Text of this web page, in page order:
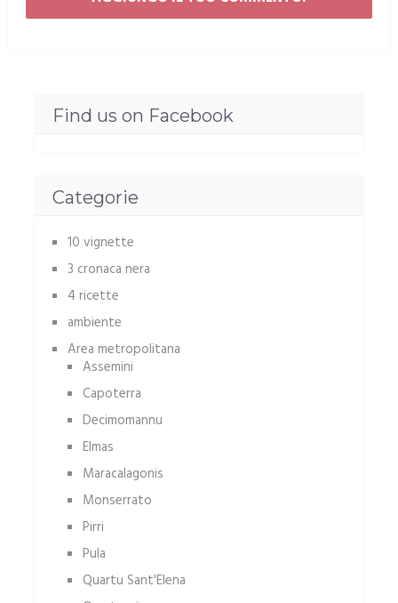
Find us on Facebook
Categorie
10 vignette
3 cronaca nera
4 ricette
ambiente
Area metropolitana
Assemini
Capoterra
Decimomannu
Elmas
Maracalagonis
Monserrato
Pirri
Pula
Quartu Sant'Elena